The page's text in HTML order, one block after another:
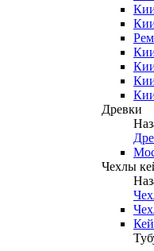
Древки
Чехлы